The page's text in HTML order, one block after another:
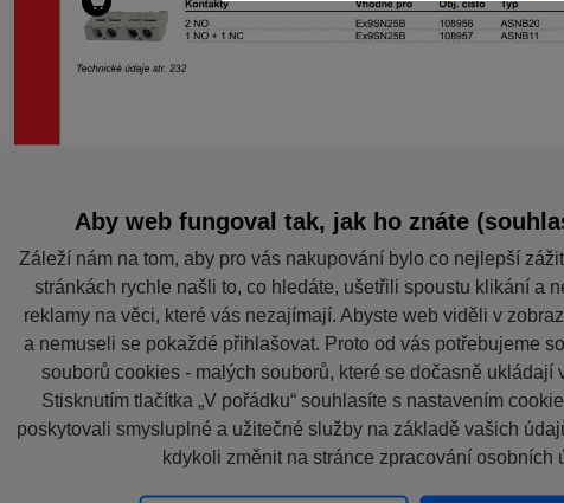
Aby web fungoval tak, jak ho znáte
Záleží nám na tom, aby pro vás nakupování bylo co nejlepší
stránkách rychle našli to, co hledáte, ušetřili spoustu klikání a
reklamy na věci, které vás nezajímají. Abyste web viděli v
a nemuseli se pokaždé přihlašovat. Proto od vás potřebujeme
souborů cookies - malých souborů, které se dočasně ukládají
Stisknutím tlačítka „V pořádku“ souhlasíte s nastavením
poskytovali smysluplné a užitečné služby na základě vašich
kdykoli změnit na stránce zpracování osobních